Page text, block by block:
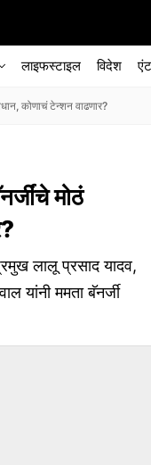
लाइफस्टाइल विदेश
कोणाचं टेन्शन वाढणार?
मोठं
लालू प्रसाद यादव,
यांनी ममता बॅनर्जी